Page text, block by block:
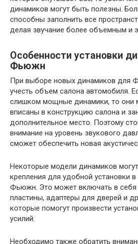
динамиков могут быть полезны.
способны заполнить все
делая звучание более объемным и
Особенности установки
Фьюжн
При выборе новых динамиков для
учесть объем салона автомобиля.
слишком мощные динамики, то они
вписаны в конструкцию салона и
дополнительное место. Поэтому
внимание на уровень звукового
сможет обеспечить новая
Некоторые модели динамиков
крепления для удобной установки
Фьюжн. Это может включать в
пластины, адаптеры для дверей и
которые помогут произвести
усилий.
Необходимо также обратить